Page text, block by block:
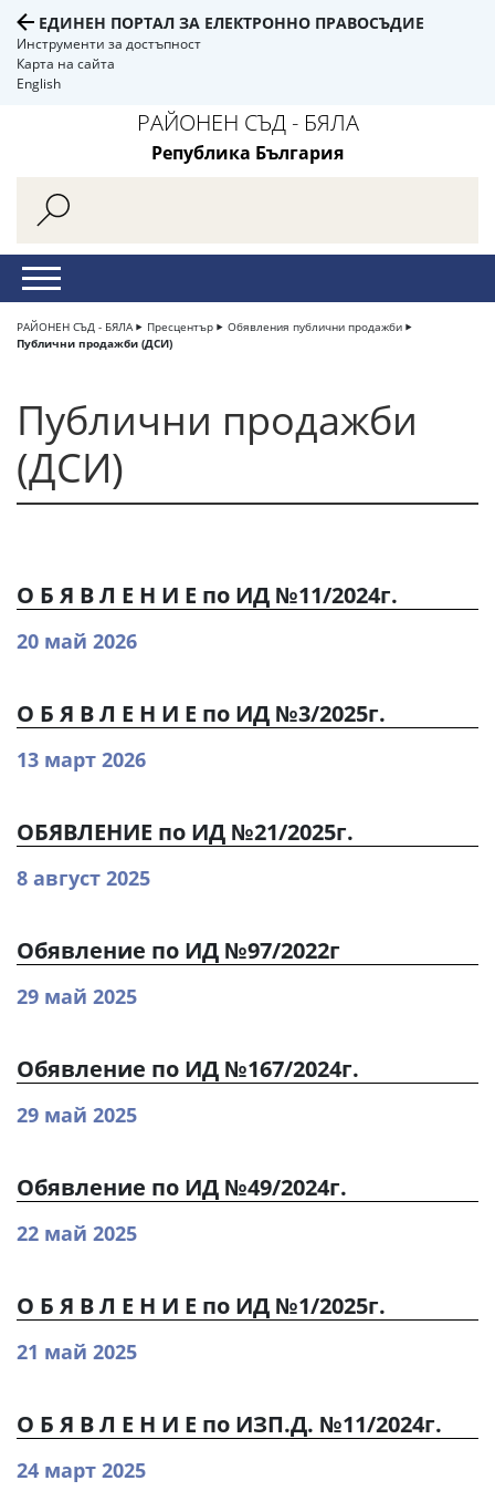
ЕДИНЕН ПОРТАЛ ЗА ЕЛЕКТРОННО ПРАВОСЪДИЕ
Инструменти за достъпност
Карта на сайта
English
РАЙОНЕН СЪД - БЯЛА
Република България
РАЙОНЕН СЪД - БЯЛА Пресцентър
Обявления публични продажби
Публични продажби (ДСИ)
Публични продажби
(ДСИ)
О Б Я В Л Е Н И Е по ИД №11/2024г.
20 май 2026
О Б Я В Л Е Н И Е по ИД №3/2025г.
13 март 2026
ОБЯВЛЕНИЕ по ИД №21/2025г.
8 август 2025
Обявление по ИД №97/2022г
29 май 2025
Обявление по ИД №167/2024г.
29 май 2025
Обявление по ИД №49/2024г.
22 май 2025
О Б Я В Л Е Н И Е по ИД №1/2025г.
21 май 2025
О Б Я В Л Е Н И Е по ИЗП.Д. №11/2024г.
24 март 2025